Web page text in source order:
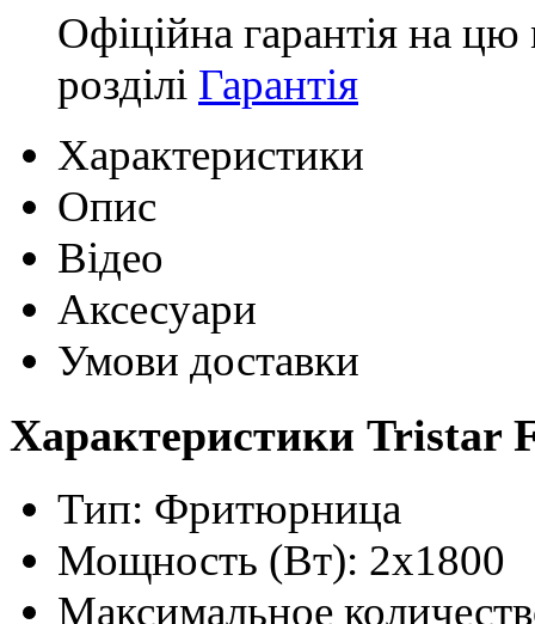
Офіційна гарантія на
розділі Гарантія
Характеристики
Опис
Відео
Аксесуари
Умови доставки
Характеристики Tristar
Тип: Фритюрница
Мощность (Вт): 2x1800
Максимальное